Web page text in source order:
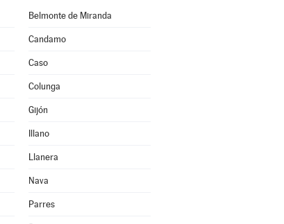
Belmonte de Miranda
Candamo
Caso
Colunga
Gijón
Illano
Llanera
Nava
Parres